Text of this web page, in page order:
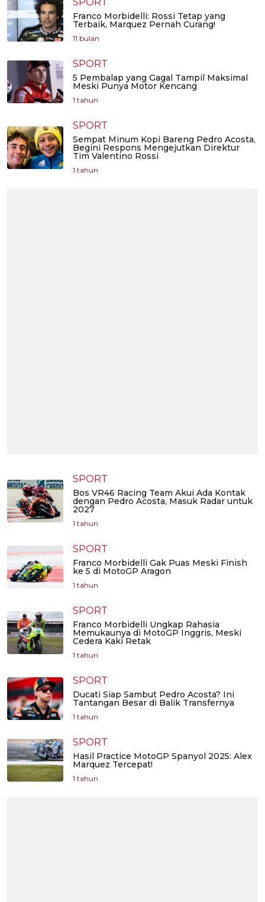
SPORT
Franco Morbidelli: Rossi Tetap yang
Terbaik, Marquez Pernah Curang!
11 bulan
SPORT
5 Pembalap yang Gagal Tampil Maksimal
Meski Punya Motor Kencang
1 tahun
SPORT
Sempat Minum Kopi Bareng Pedro Acosta,
Begini Respons Mengejutkan Direktur
Tim Valentino Rossi
1 tahun
SPORT
Bos VR46 Racing Team Akui Ada Kontak
dengan Pedro Acosta, Masuk Radar untuk
2027
1 tahun
SPORT
Franco Morbidelli Gak Puas Meski Finish
ke 5 di MotoGP Aragon
1 tahun
SPORT
Franco Morbidelli Ungkap Rahasia
Memukaunya di MotoGP Inggris, Meski
Cedera Kaki Retak
1 tahun
SPORT
Ducati Siap Sambut Pedro Acosta? Ini
Tantangan Besar di Balik Transfernya
1 tahun
SPORT
Hasil Practice MotoGP Spanyol 2025: Alex
Marquez Tercepat!
1 tahun